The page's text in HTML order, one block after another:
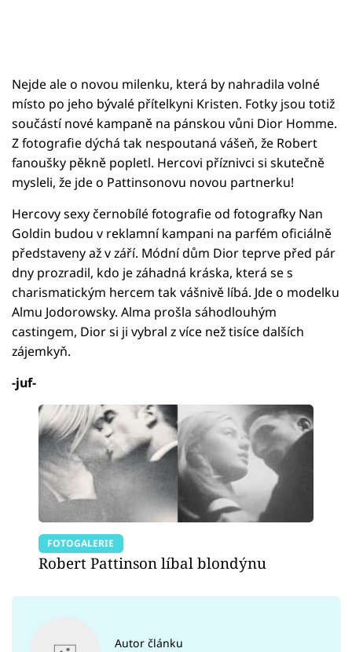
Nejde ale o novou milenku, která by nahradila volné
místo po jeho bývalé přítelkyni Kristen. Fotky jsou totiž
součástí nové kampaně na pánskou vůni Dior Homme.
Z fotografie dýchá tak nespoutaná vášeň, že Robert
fanoušky pěkně popletl. Hercovi příznivci si skutečně
mysleli, že jde o Pattinsonovu novou partnerku!
Hercovy sexy černobílé fotografie od fotografky Nan
Goldin budou v reklamní kampani na parfém oficiálně
představeny až v září. Módní dům Dior teprve před pár
dny prozradil, kdo je záhadná kráska, která se s
charismatickým hercem tak vášnivě líbá. Jde o modelku
Almu Jodorowsky. Alma prošla sáhodlouhým
castingem, Dior si ji vybral z více než tisíce dalších
zájemkyň.
-juf-
FOTOGALERIE
Robert Pattinson líbal blondýnu
Autor článku